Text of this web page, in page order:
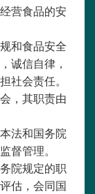
营食品的安
和食品安全
诚信自律，
社会责任。
，其职责由
法和国务院
督管理。
院规定的职
估，会同国